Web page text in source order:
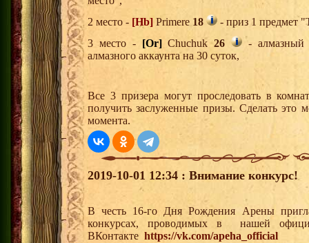
2 место - [Hb] Primere 18
- приз 1 предмет
3 место - [Or]Chuchuk26
- алмазный
алмазного аккаунта на 30 суток,
Все 3 призера могут проследовать в
получить заслуженные призы. Сделать это
момента.
2019-10-01 12:34 : Внимание конкурс!
В честь 16-го Дня Рождения Арены
конкурсах, проводимых в нашей
ВКонтакте https://vk.com/apeha_official